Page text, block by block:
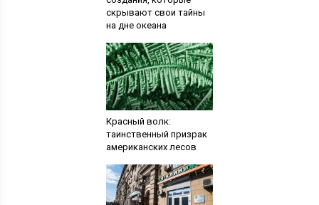
скрывают свои тайны
на дне океана
Красный волк:
таинственный призрак
американских лесов